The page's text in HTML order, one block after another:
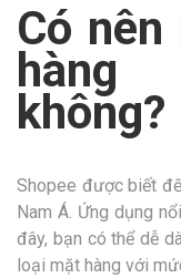
Có
hàng
không?
Shopee được biết
Nam Á. Ứng dụng
đây, bạn có thể dễ
loại mặt hàng với